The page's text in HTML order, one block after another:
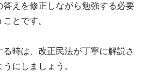
答えを修正しながら勉強する必要
とです。
時は、改正民法が丁寧に解説さ
にしましょう。